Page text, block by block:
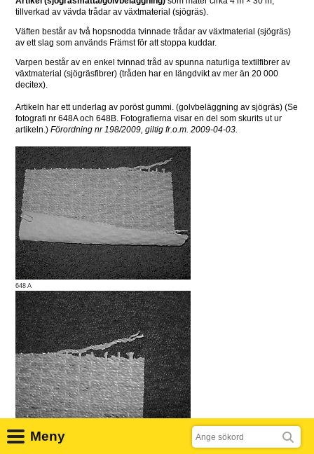
tillverkad av vävda trådar av växtmaterial (sjögräs).
Väften består av två hopsnodda tvinnade trådar av växtmaterial (sjögräs)
av ett slag som används Främst för att stoppa kuddar.
Varpen består av en enkel tvinnad tråd av spunna naturliga textilfibrer av
växtmaterial (sjögräsfibrer) (tråden har en längdvikt av mer än 20 000
decitex).
Artikeln har ett underlag av poröst gummi. (golvbeläggning av sjögräs) (Se
fotografi nr 648A och 648B. Fotografierna visar en del som skurits ut ur
artikeln.) Förordning nr 198/2009, giltig fr.o.m. 2009-04-03.
648 A
648 B Sök
Meny